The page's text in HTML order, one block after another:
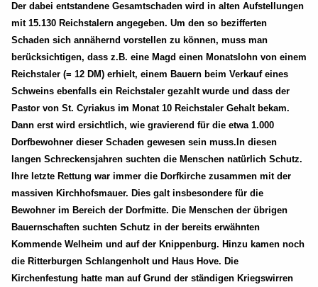
Der dabei entstandene Gesamtschaden wird in alten Aufstellungen
mit 15.130 Reichstalern angegeben. Um den so bezifferten
Schaden sich annähernd vorstellen zu können, muss man
berücksichtigen, dass z.B. eine Magd einen Monatslohn von einem
Reichstaler (= 12 DM) erhielt, einem Bauern beim Verkauf eines
Schweins ebenfalls ein Reichstaler gezahlt wurde und dass der
Pastor von St. Cyriakus im Monat 10 Reichstaler Gehalt bekam.
Dann erst wird ersichtlich, wie gravierend für die etwa 1.000
Dorfbewohner dieser Schaden gewesen sein muss.In diesen
langen Schreckensjahren suchten die Menschen natürlich Schutz.
Ihre letzte Rettung war immer die Dorfkirche zusammen mit der
massiven Kirchhofsmauer. Dies galt insbesondere für die
Bewohner im Bereich der Dorfmitte. Die Menschen der übrigen
Bauernschaften suchten Schutz in der bereits erwähnten
Kommende Welheim und auf der Knippenburg. Hinzu kamen noch
die Ritterburgen Schlangenholt und Haus Hove. Die
Kirchenfestung hatte man auf Grund der ständigen Kriegswirren